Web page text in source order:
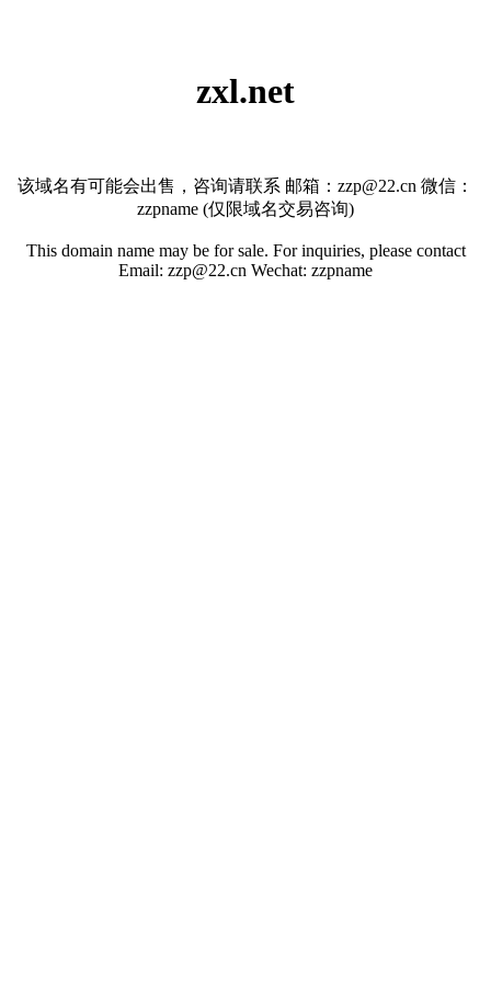
zxl.net
该域名有可能会出售，咨询请联系 邮箱：zzp@22.cn 微信：
zzpname (仅限域名交易咨询)
This domain name may be for sale. For inquiries, please contact
Email: zzp@22.cn Wechat: zzpname